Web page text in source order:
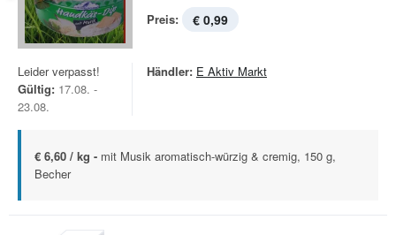
Preis: € 0,99
Leider verpasst!
Gültig: 17.08. -
23.08.
Händler: E Aktiv Markt
€ 6,60 / kg - mit Musik aromatisch-würzig & cremig, 150 g,
Becher